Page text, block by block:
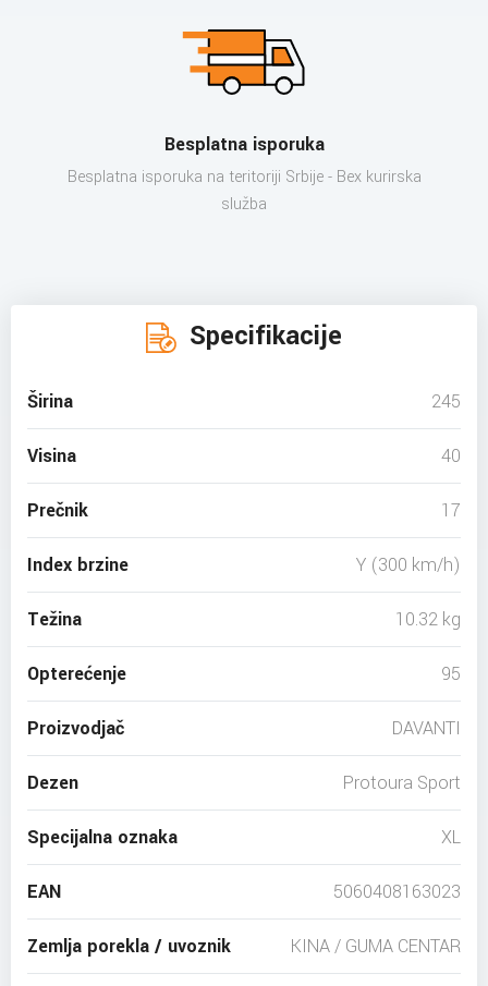
Besplatna isporuka
Besplatna isporuka na teritoriji Srbije - Bex kurirska
služba
Specifikacije
Širina 245
Visina 40
Prečnik 17
Index brzine Y (300 km/h)
Težina 10.32 kg
Opterećenje 95
Proizvodjač DAVANTI
Dezen Protoura Sport
Specijalna oznaka XL
EAN 5060408163023
Zemlja porekla / uvoznik KINA / GUMA CENTAR